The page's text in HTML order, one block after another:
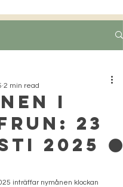
i
23
2025 🌑
2 min read
inträffar nymånen klockan